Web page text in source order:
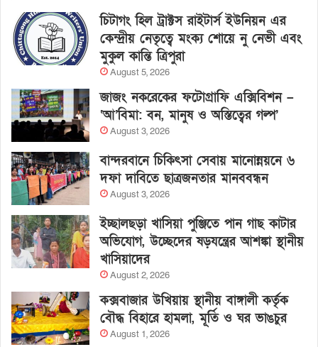
চিটাগং হিল ট্রাক্টস রাইটার্স ইউনিয়ন এর
কেন্দ্রীয় নেতৃত্বে মংক্য শোয়ে নু নেভী এবং
মুকুল কান্তি ত্রিপুরা
August 5, 2026
জাজং নকরেকের ফটোগ্রাফি এক্সিবিশন –
‘আ’বিমা: বন, মানুষ ও অস্তিত্বের গল্প’
August 3, 2026
বান্দরবানে চিকিৎসা সেবায় মানোন্নয়নে ৬
দফা দাবিতে ছাত্রজনতার মানববন্ধন
August 3, 2026
ইচ্ছালছড়া খাসিয়া পুঞ্জিতে পান গাছ কাটার
অভিযোগ, উচ্ছেদের ষড়যন্ত্রের আশঙ্কা স্থানীয়
খাসিয়াদের
August 2, 2026
কক্সবাজার উখিয়ায় স্থানীয় বাঙ্গালী কর্তৃক
বৌদ্ধ বিহারে হামলা, মূর্তি ও ঘর ভাঙচুর
August 1, 2026